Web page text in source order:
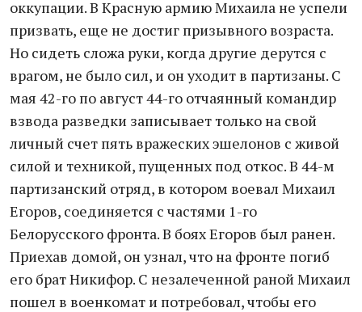
оккупации. В Красную армию Михаила не успели
призвать, еще не достиг призывного возраста.
Но сидеть сложа руки, когда другие дерутся с
врагом, не было сил, и он уходит в партизаны. С
мая 42-го по август 44-го отчаянный командир
взвода разведки записывает только на свой
личный счет пять вражеских эшелонов с живой
силой и техникой, пущенных под откос. В 44-м
партизанский отряд, в котором воевал Михаил
Егоров, соединяется с частями 1-го
Белорусского фронта. В боях Егоров был ранен.
Приехав домой, он узнал, что на фронте погиб
его брат Никифор. С незалеченной раной Михаил
пошел в военкомат и потребовал, чтобы его